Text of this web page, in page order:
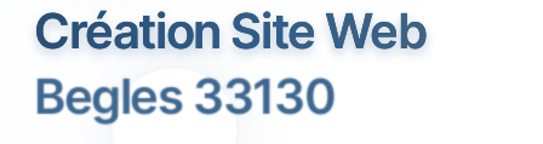
Création Site Web
Begles 33130